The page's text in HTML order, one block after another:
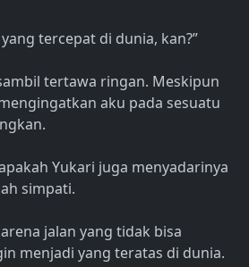
tercepat di dunia, kan?”
tertawa ringan. Meskipun
aku pada sesuatu
Yukari juga menyadarinya
simpati.
jalan yang tidak bisa
menjadi yang teratas di dunia.